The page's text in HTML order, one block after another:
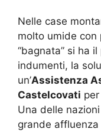
Nelle case
molto umide con
“bagnata” si ha
indumenti, la
un’Assistenza
Castelcovati
Una delle
grande